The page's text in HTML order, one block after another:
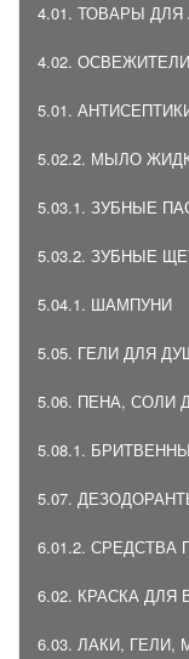
4.01. ТОВАРЫ ДЛЯ
4.02.
5.01.
5.02.2. МЫЛО
5.03.1. ЗУБНЫЕ
5.03.2. ЗУБНЫЕ
5.04.1. ШАМПУНИ
5.05. ГЕЛИ ДЛЯ
5.06. ПЕНА, СОЛИ
5.08.1.
5.07.
6.01.2.
6.02. КРАСКА ДЛЯ
6.03. ЛАКИ, ГЕЛИ,